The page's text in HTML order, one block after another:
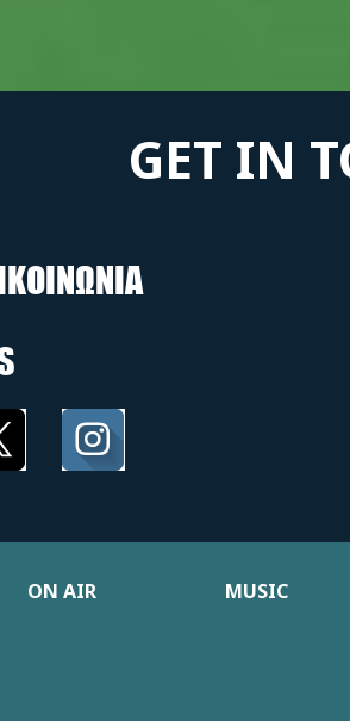
GET IN
ON AIR
MUSIC